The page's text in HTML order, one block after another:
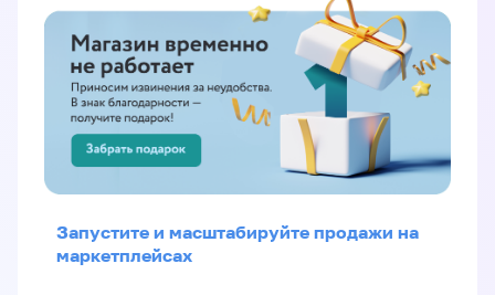
Запустите и масштабируйте продажи на
маркетплейсах